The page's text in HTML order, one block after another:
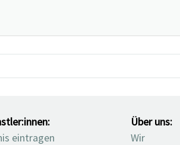
eintragen
Über uns:
Wir